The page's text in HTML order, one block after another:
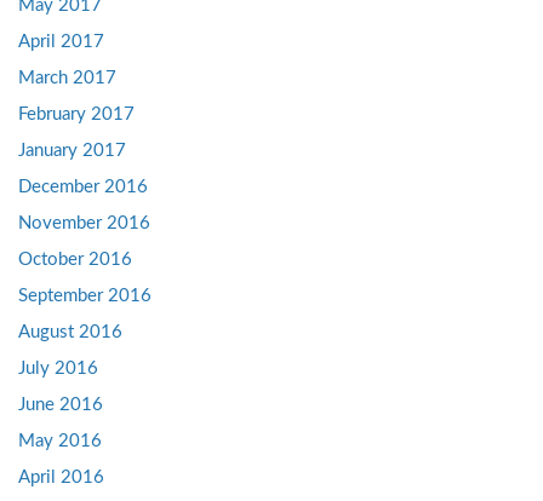
May 2017
April 2017
March 2017
February 2017
January 2017
December 2016
November 2016
October 2016
September 2016
August 2016
July 2016
June 2016
May 2016
April 2016